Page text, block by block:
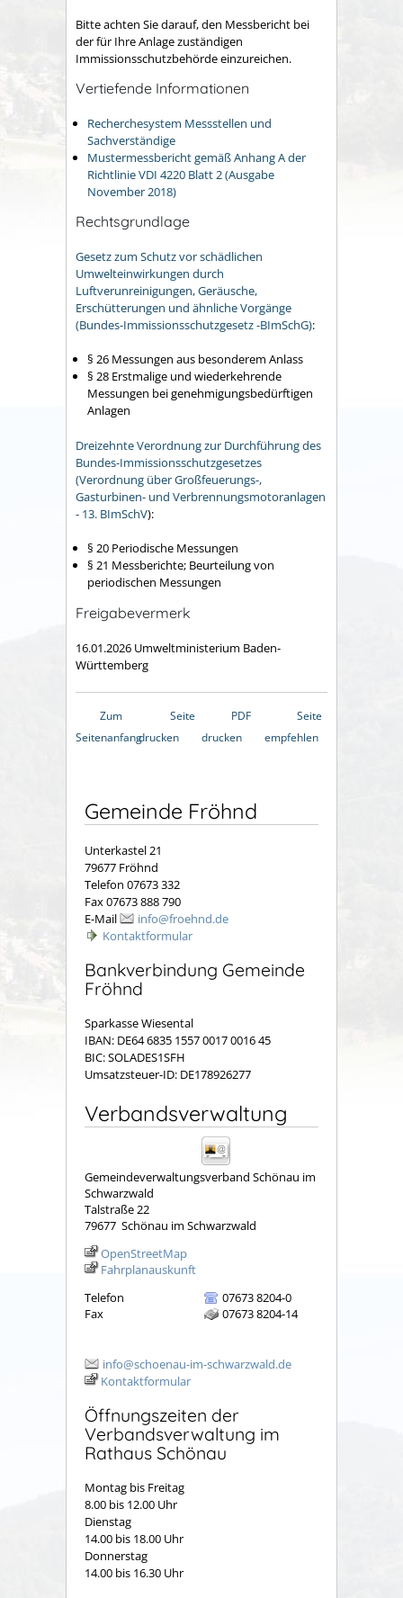
Bitte achten Sie darauf, den Messbericht bei
der für Ihre Anlage zuständigen
Immissionsschutzbehörde einzureichen.
Vertiefende Informationen
Recherchesystem Messstellen und
Sachverständige
Mustermessbericht gemäß Anhang A der
Richtlinie VDI 4220 Blatt 2 (Ausgabe
November 2018)
Rechtsgrundlage
Gesetz zum Schutz vor schädlichen
Umwelteinwirkungen durch
Luftverunreinigungen, Geräusche,
Erschütterungen und ähnliche Vorgänge
(Bundes-Immissionsschutzgesetz -BImSchG):
§ 26 Messungen aus besonderem Anlass
§ 28 Erstmalige und wiederkehrende
Messungen bei genehmigungsbedürftigen
Anlagen
Dreizehnte Verordnung zur Durchführung des
Bundes-Immissionsschutzgesetzes
(Verordnung über Großfeuerungs-,
Gasturbinen- und Verbrennungsmotoranlagen
- 13. BImSchV):
§ 20 Periodische Messungen
§ 21 Messberichte; Beurteilung von
periodischen Messungen
Freigabevermerk
16.01.2026 Umweltministerium Baden-
Württemberg
Zum
Seitenanfang
Seite
drucken
PDF
drucken
Seite
empfehlen
Gemeinde Fröhnd
Unterkastel 21
79677 Fröhnd
Telefon 07673 332
Fax 07673 888 790
E-Mail
info@froehnd.de
Kontaktformular
Bankverbindung Gemeinde
Fröhnd
Sparkasse Wiesental
IBAN: DE64 6835 1557 0017 0016 45
BIC: SOLADES1SFH
Umsatzsteuer-ID: DE178926277
Verbandsverwaltung
Gemeindeverwaltungsverband Schönau im
Schwarzwald
Talstraße 22
79677 Schönau im Schwarzwald
OpenStreetMap
Fahrplanauskunft
Telefon
07673 8204-0
Fax
07673 8204-14
info@schoenau-im-schwarzwald.de
Kontaktformular
Öffnungszeiten der
Verbandsverwaltung im
Rathaus Schönau
Montag bis Freitag
8.00 bis 12.00 Uhr
Dienstag
14.00 bis 18.00 Uhr
Donnerstag
14.00 bis 16.30 Uhr